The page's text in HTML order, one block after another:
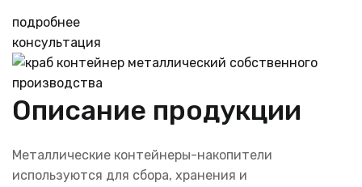
подробнее
консультация
Описание продукции
Металлические контейнеры-накопители
используются для сбора, хранения и